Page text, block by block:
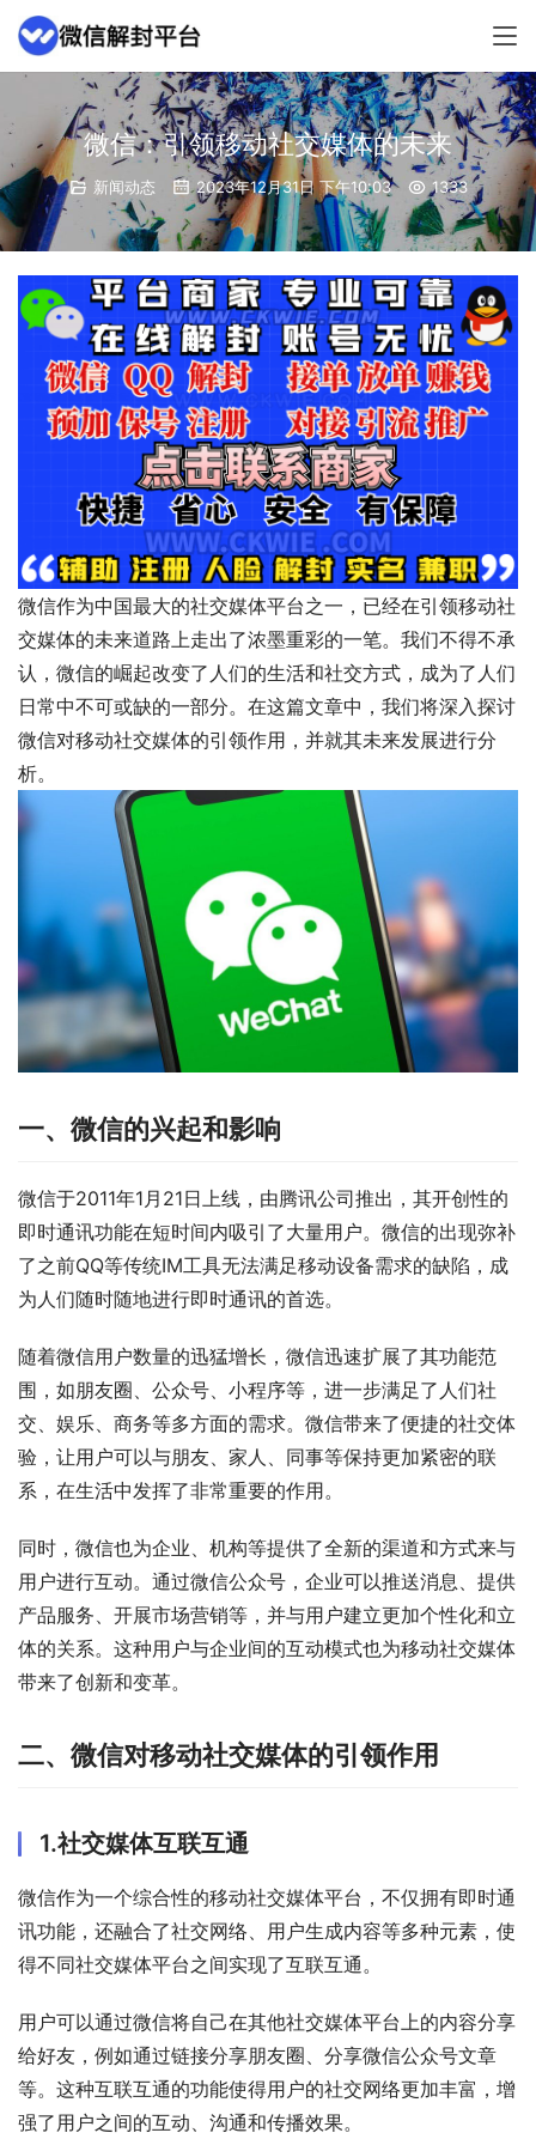
微信：引领移动社交媒体的未来
新闻动态 2023年12月31日 下午10:03 1333
微信作为中国最大的社交媒体平台之一，已经在引领移动社
交媒体的未来道路上走出了浓墨重彩的一笔。我们不得不承
认，微信的崛起改变了人们的生活和社交方式，成为了人们
日常中不可或缺的一部分。在这篇文章中，我们将深入探讨
微信对移动社交媒体的引领作用，并就其未来发展进行分
析。
一、微信的兴起和影响
微信于2011年1月21日上线，由腾讯公司推出，其开创性的
即时通讯功能在短时间内吸引了大量用户。微信的出现弥补
了之前QQ等传统IM工具无法满足移动设备需求的缺陷，成
为人们随时随地进行即时通讯的首选。
随着微信用户数量的迅猛增长，微信迅速扩展了其功能范
围，如朋友圈、公众号、小程序等，进一步满足了人们社
交、娱乐、商务等多方面的需求。微信带来了便捷的社交体
验，让用户可以与朋友、家人、同事等保持更加紧密的联
系，在生活中发挥了非常重要的作用。
同时，微信也为企业、机构等提供了全新的渠道和方式来与
用户进行互动。通过微信公众号，企业可以推送消息、提供
产品服务、开展市场营销等，并与用户建立更加个性化和立
体的关系。这种用户与企业间的互动模式也为移动社交媒体
带来了创新和变革。
二、微信对移动社交媒体的引领作用
1.社交媒体互联互通
微信作为一个综合性的移动社交媒体平台，不仅拥有即时通
讯功能，还融合了社交网络、用户生成内容等多种元素，使
得不同社交媒体平台之间实现了互联互通。
用户可以通过微信将自己在其他社交媒体平台上的内容分享
给好友，例如通过链接分享朋友圈、分享微信公众号文章
等。这种互联互通的功能使得用户的社交网络更加丰富，增
强了用户之间的互动、沟通和传播效果。